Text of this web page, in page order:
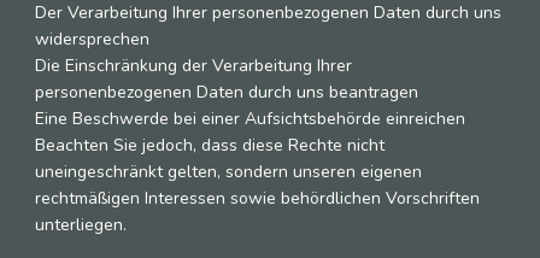
Der Verarbeitung Ihrer personenbezogenen Daten durch uns
widersprechen
Die Einschränkung der Verarbeitung Ihrer
personenbezogenen Daten durch uns beantragen
Eine Beschwerde bei einer Aufsichtsbehörde einreichen
Beachten Sie jedoch, dass diese Rechte nicht
uneingeschränkt gelten, sondern unseren eigenen
rechtmäßigen Interessen sowie behördlichen Vorschriften
unterliegen.